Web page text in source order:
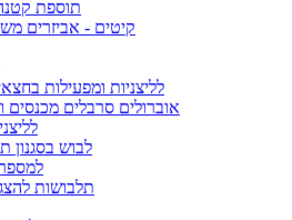
תוספת
קיטים - אביזרים
לליצניות ומפעילות
אוברולים סרבלים מכנסים
לבוש בסגנון
תלבושות